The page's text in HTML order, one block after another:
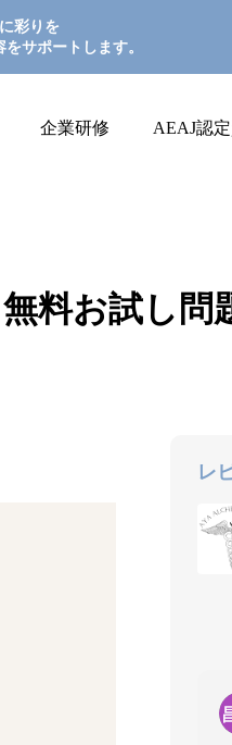
彩りを
サポートします。
企業研修 AEAJ認
料お試し問
レ